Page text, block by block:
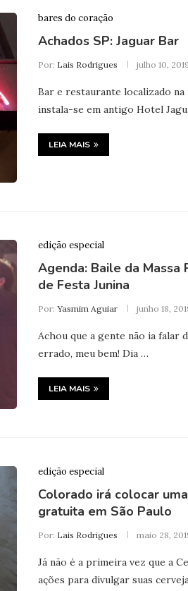
bares do coração
Achados SP: Jaguar Bar
Por: Lais Rodrigues julho 10,
Bar e restaurante localizado
instala-se em antigo Hotel
LEIA MAIS
edição especial
Agenda: Baile da Massa
de Festa Junina
Por: Yasmim Aguiar junho 18,
Achou que a gente não ia falar
errado, meu bem! Dia …
LEIA MAIS
edição especial
Colorado irá colocar
gratuita em São Paulo
Por: Lais Rodrigues maio 28,
Já não é a primeira vez que a
ações para divulgar suas